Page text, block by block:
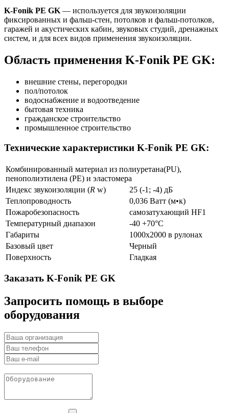
K-Fonik PE GK— используется для звукоизоляции
фиксированных и фальш-стен, потолков и фальш-потолков,
гаражей и акустических кабин, звуковых студий, дренажных
систем, и для всех видов применения звукоизоляции.
Область применения K-Fonik PE GK:
внешние стены, перегородки
пол/потолок
водоснабжение и водоотведение
бытовая техника
гражданское строительство
промышленное строительство
Технические характеристики K-Fonik PE GK:
Комбинированный материал из полиуретана(PU),
пенополиэтилена (PE) и эластомера
Индекс звукоизоляции (R w)
25 (-1; -4) дБ
Теплопроводность
0,036 Ватт (м•к)
Пожаробезопасность
самозатухающий HF1
Температурный диапазон
-40 +70°С
Габариты
1000x2000 в рулонах
Базовый цвет
Черный
Поверхность
Гладкая
Заказать K-Fonik PE GK
Запросить помощь в выборе
оборудования